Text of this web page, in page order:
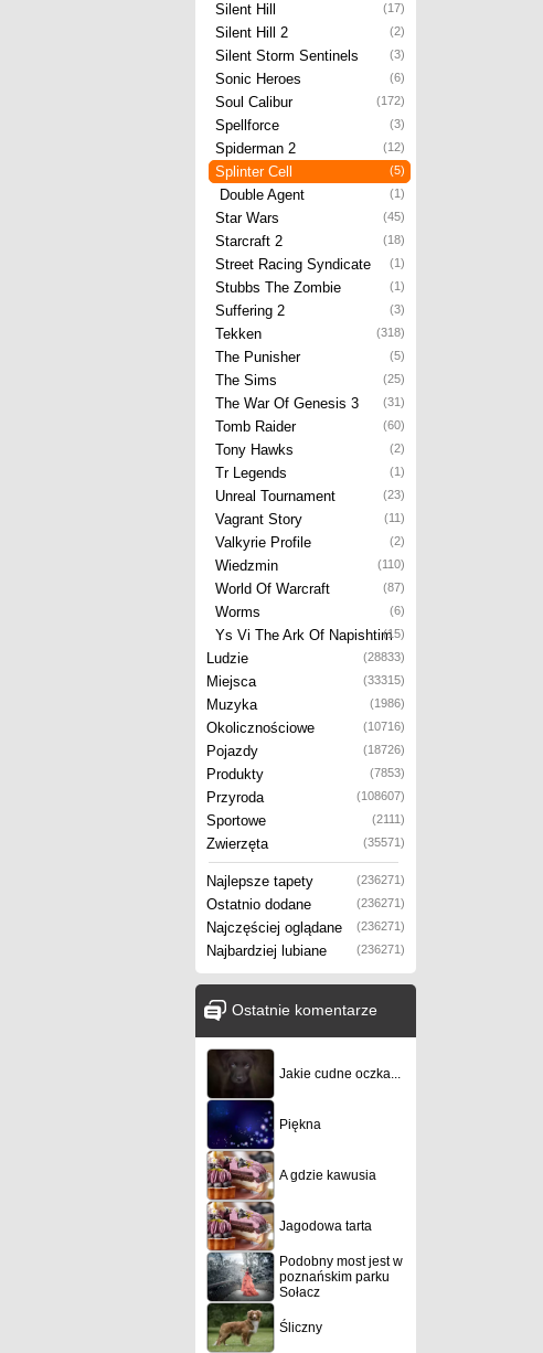
Silent Hill (17)
Silent Hill 2 (2)
Silent Storm Sentinels (3)
Sonic Heroes (6)
Soul Calibur (172)
Spellforce (3)
Spiderman 2 (12)
Splinter Cell (5)
Double Agent (1)
Star Wars (45)
Starcraft 2 (18)
Street Racing Syndicate (1)
Stubbs The Zombie (1)
Suffering 2 (3)
Tekken (318)
The Punisher (5)
The Sims (25)
The War Of Genesis 3 (31)
Tomb Raider (60)
Tony Hawks (2)
Tr Legends (1)
Unreal Tournament (23)
Vagrant Story (11)
Valkyrie Profile (2)
Wiedzmin (110)
World Of Warcraft (87)
Worms (6)
Ys Vi The Ark Of Napishtim(15)
Ludzie (28833)
Miejsca (33315)
Muzyka (1986)
Okolicznościowe (10716)
Pojazdy (18726)
Produkty (7853)
Przyroda (108607)
Sportowe (2111)
Zwierzęta (35571)
Najlepsze tapety (236271)
Ostatnio dodane (236271)
Najczęściej oglądane (236271)
Najbardziej lubiane (236271)
Ostatnie komentarze
Jakie cudne oczka...
Piękna
A gdzie kawusia
Jagodowa tarta
Podobny most jest w
poznańskim parku
Sołacz
Śliczny